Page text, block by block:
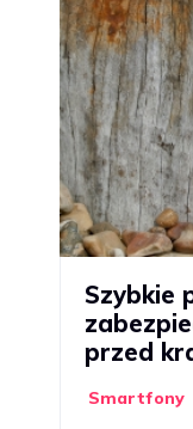
Szybkie
przed
Smartfony